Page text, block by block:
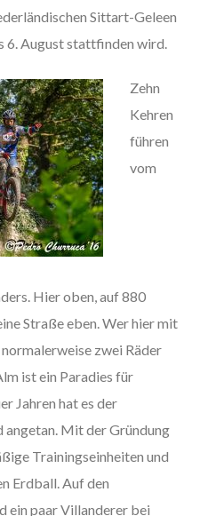
Sittart-Geleen
6. August stattfinden wird.
Zehn
Kehren
führen
vom
Hier oben, auf 880
Straße eben. Wer hier mit
zwei Räder
ist ein Paradies für
Jahren hat es der
angetan. Mit der Gründung
Trainingseinheiten und
Erdball. Auf den
ein paar Villanderer bei